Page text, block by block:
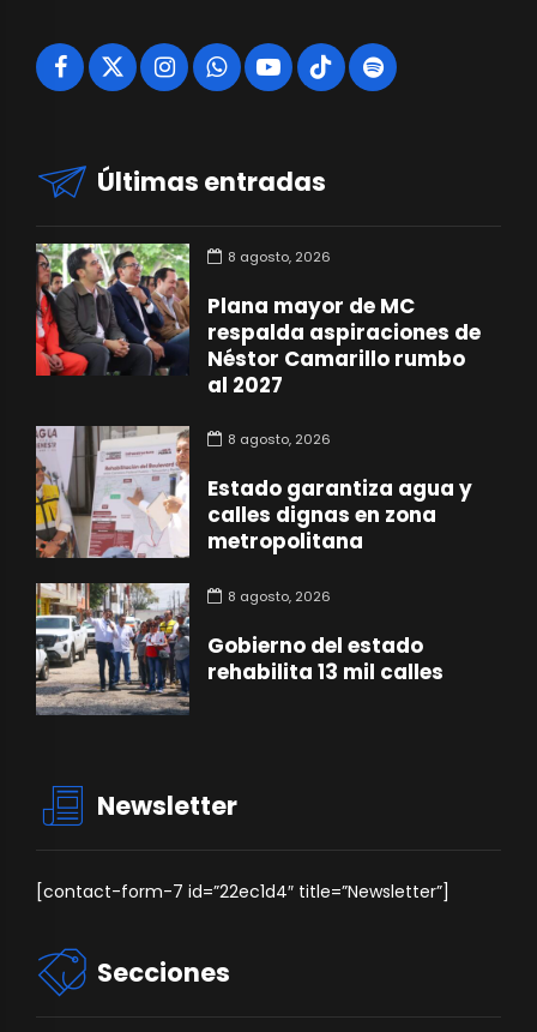
Últimas entradas
8 agosto, 2026
Plana mayor de MC
respalda aspiraciones de
Néstor Camarillo rumbo
al 2027
8 agosto, 2026
Estado garantiza agua y
calles dignas en zona
metropolitana
8 agosto, 2026
Gobierno del estado
rehabilita 13 mil calles
Newsletter
[contact-form-7 id=”22ec1d4″ title=”Newsletter”]
Secciones